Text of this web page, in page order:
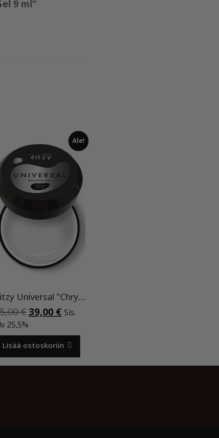
9 ml”
Ale!
Ritzy Universal ”Chrystal clear” 50 ml TPO vapaa
€ Alkuperäinen
oli:
45,00 €.
39,00 €Nykyinen
on:
39,00 €.
Sis.
25,5%
Lisää ostoskoriin